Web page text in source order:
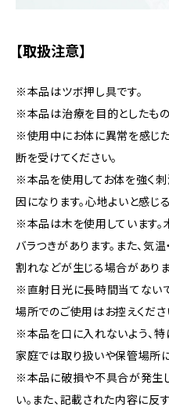
【取扱注意】
※本品はツボ押し具です。
※本品は治療を目的としたもの
※使用中にお体に異常を感じ
断を受けてください。
※本品を使用してお体を強く刺
因になります。心地よいと感じ
※本品は木を使用しています
バラつきがあります。また、気
割れなどが生じる場合がありま
※直射日光に長時間当てないで
場所でのご使用はお控えくださ
※本品を口に入れないよう、特
家庭では取り扱いや保管場所
※本品に破損や不具合が発生
い。また、記載された内容に反